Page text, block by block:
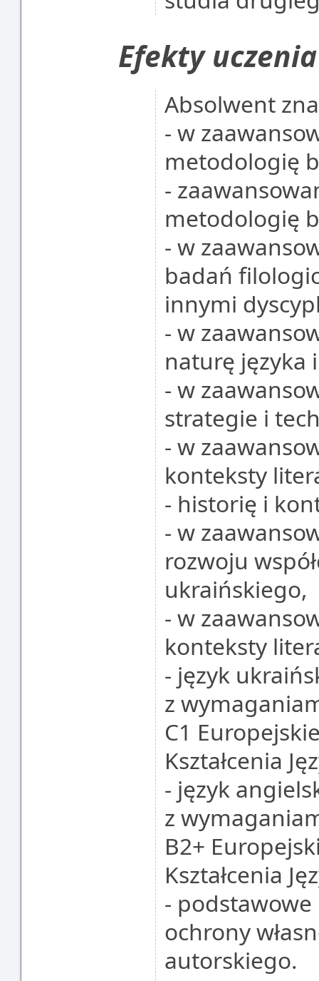
Efekty
Absolwent
- w
metodologię
-
metodologię
- w
badań
innymi
- w
naturę języka
- w
strategie i
- w
konteksty
- historię i
- w
rozwoju
ukraińskiego,
- w
konteksty
- język
z
C1
Kształcenia
- język
z
B2+
Kształcenia
- podstawowe
ochrony
autorskiego.